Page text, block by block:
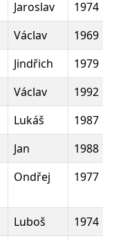
Jaroslav
1974
Václav
1969
Jindřich
1979
Václav
1992
Lukáš
1987
Jan
1988
Ondřej 1977
Luboš
1974